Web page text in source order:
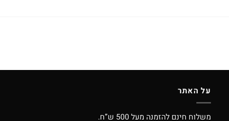
על האתר
משלוח חינם להזמנה מעל 500 ש”ח.